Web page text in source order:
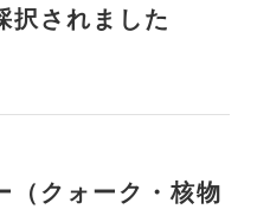
択されました
（クォーク・核物